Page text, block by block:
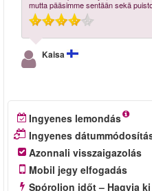
mutta pääsimme sentään sekä
Kaisa
Ingyenes lemondás
Ingyenes
Azonnali visszaigazolás
Mobil jegy elfogadás
Spóroljon időt – Hagyja